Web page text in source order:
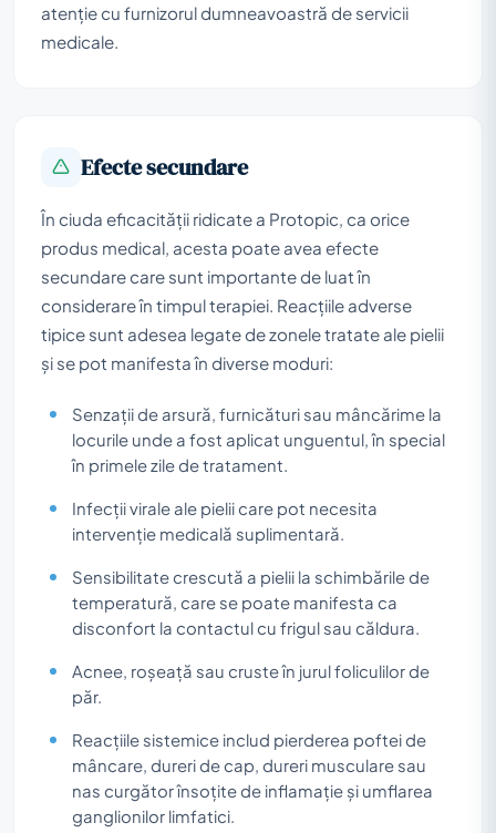
atenție cu furnizorul dumneavoastră de servicii
medicale.
Efecte secundare
În ciuda eficacității ridicate a Protopic, ca orice
produs medical, acesta poate avea efecte
secundare care sunt importante de luat în
considerare în timpul terapiei. Reacțiile adverse
tipice sunt adesea legate de zonele tratate ale pielii
și se pot manifesta în diverse moduri:
Senzații de arsură, furnicături sau mâncărime la
locurile unde a fost aplicat unguentul, în special
în primele zile de tratament.
Infecții virale ale pielii care pot necesita
intervenție medicală suplimentară.
Sensibilitate crescută a pielii la schimbările de
temperatură, care se poate manifesta ca
disconfort la contactul cu frigul sau căldura.
Acnee, roșeață sau cruste în jurul foliculilor de
păr.
Reacțiile sistemice includ pierderea poftei de
mâncare, dureri de cap, dureri musculare sau
nas curgător însoțite de inflamație și umflarea
ganglionilor limfatici.